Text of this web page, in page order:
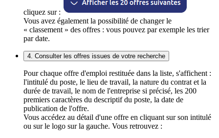
cliquez sur :
Vous avez également la possibilité de changer le
« classement » des offres : vous pouvez par exemple les trier
par date.
4. Consulter les offres issues de votre recherche
Pour chaque offre d'emploi restituée dans la liste, s'affichent :
l'intitulé du poste, le lieu de travail, la nature du contrat et la
durée de travail, le nom de l'entreprise si précisé, les 200
premiers caractères du descriptif du poste, la date de
publication de l'offre.
Vous accédez au détail d'une offre en cliquant sur son intitulé
ou sur le logo sur la gauche. Vous retrouvez :